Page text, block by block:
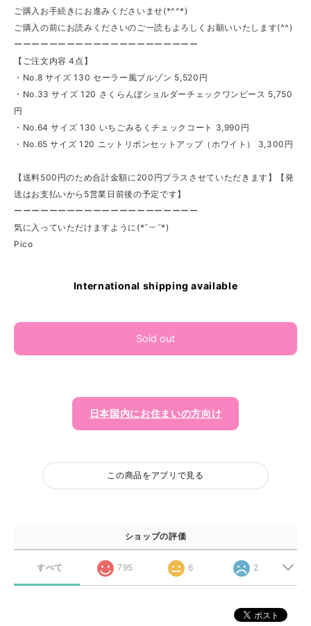
ご購入お手続きにお進みくださいませ(*^^*)
ご購入の前にお読みくださいのご一読もよろしくお願いいたします(^^)
ーーーーーーーーーーーーーーーーーーーーー
【ご注文内容 4点】
・No.8 サイズ 130 セーラー風ブルゾン 5,520円
・No.33 サイズ 120 さくらんぼショルダーチェックワンピース 5,750
円
・No.64 サイズ 130 いちごみるくチェックコート 3,990円
・No.65 サイズ 120 ニットリボンセットアップ（ホワイト） 3,300円
【送料500円のため合計金額に200円プラスさせていただきます】【発
送はお支払いから5営業日前後の予定です】
ーーーーーーーーーーーーーーーーーーーーー
気に入っていただけますように(*˘︶˘*)
Pico
International shipping available
Sold out
日本国内にお住まいの方向け
この商品をアプリで見る
ショップの評価
すべて 795 6 2